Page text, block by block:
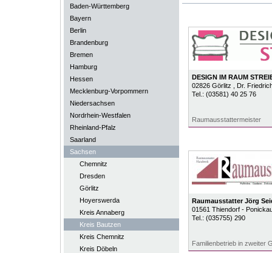
Baden-Württemberg
Bayern
Berlin
Brandenburg
Bremen
Hamburg
Hessen
Mecklenburg-Vorpommern
Niedersachsen
Nordrhein-Westfalen
Rheinland-Pfalz
Saarland
Sachsen
Chemnitz
Dresden
Görlitz
Hoyerswerda
Kreis Annaberg
Kreis Bautzen
Kreis Chemnitz
Kreis Döbeln
DESIGN IM RAUM
02826 Görlitz
, Dr.
Tel.: (03581) 40 25 76
Raumausstattermeister
Raumausstatter Jörg
01561 Thiendorf -
Tel.: (035755) 290
Familienbetrieb in zweiter